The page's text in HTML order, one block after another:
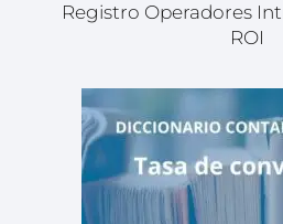
Registro Operadores
ROI